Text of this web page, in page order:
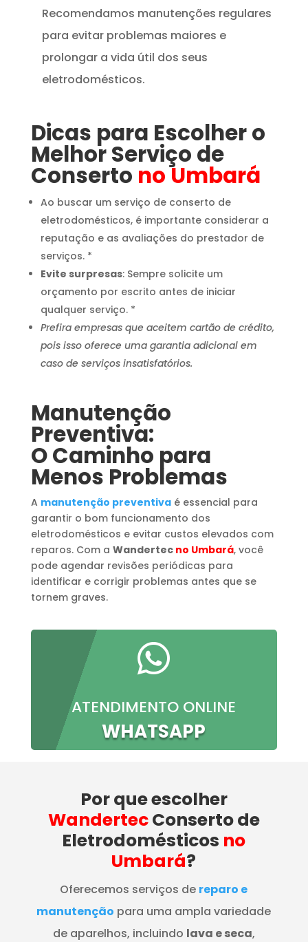
Recomendamos manutenções regulares
para evitar problemas maiores e
prolongar a vida útil dos seus
eletrodomésticos.
Dicas para Escolher o
Melhor Serviço de
Conserto no Umbará
Ao buscar um serviço de conserto de
eletrodomésticos, é importante considerar a
reputação e as avaliações do prestador de
serviços. *
Evite surpresas: Sempre solicite um
orçamento por escrito antes de iniciar
qualquer serviço. *
Prefira empresas que aceitem cartão de crédito,
pois isso oferece uma garantia adicional em
caso de serviços insatisfatórios.
Manutenção
Preventiva:
O Caminho para
Menos Problemas
A manutenção preventivaé essencial para
garantir o bom funcionamento dos
eletrodomésticos e evitar custos elevados com
reparos. Com a Wandertec no Umbará, você
pode agendar revisões periódicas para
identificar e corrigir problemas antes que se
tornem graves.

ATENDIMENTO ONLINE
WHATSAPP
Por que escolher
WandertecConserto de
Eletrodomésticos no
Umbará?
Oferecemos serviços de reparo e
manutenção para uma ampla variedade
de aparelhos, incluindo lava e seca,